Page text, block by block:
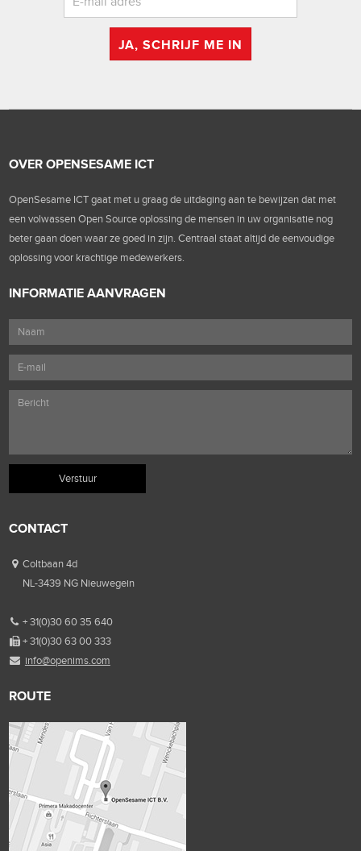
JA, SCHRIJF ME IN
OVER OPENSESAME ICT
OpenSesame ICT gaat met u graag de uitdaging aan te bewijzen dat met
een volwassen Open Source oplossing de mensen in uw organisatie nog
beter gaan doen waar ze goed in zijn. Centraal staat altijd de eenvoudige
oplossing voor krachtige medewerkers.
INFORMATIE AANVRAGEN
CONTACT
Coltbaan 4d
NL-3439 NG Nieuwegein
+ 31(0)30 60 35 640
+ 31(0)30 63 00 333
info@openims.com
ROUTE